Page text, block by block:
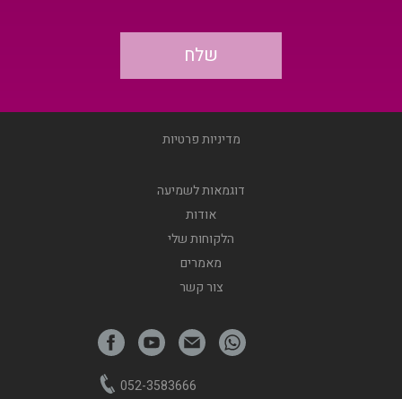
מדיניות פרטיות
דוגמאות לשמיעה
אודות
הלקוחות שלי
מאמרים
צור קשר
052-3583666